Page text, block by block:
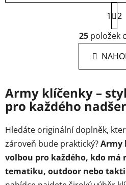
O
v
l
á
d
c
í
r
v
k
y
v
S
t
r
á
n
k
n
í
1
2
25 položek
Army klíčenky –
pro každého
Hledáte originální doplněk,
zároveň bude praktický?Army
volbou pro každého, kdo má
tematiku, outdoor nebo